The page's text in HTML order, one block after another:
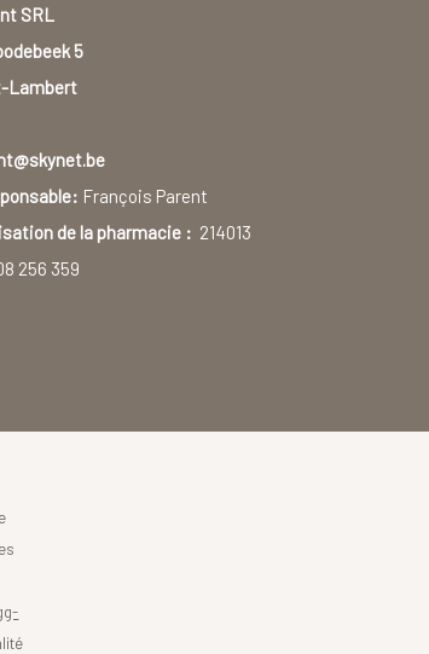
SRL
5
Lambert
François Parent
de la pharmacie : 214013
256 359